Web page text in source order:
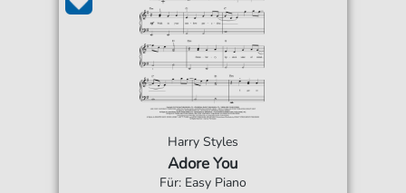
Harry Styles
Adore You
Für: Easy Piano